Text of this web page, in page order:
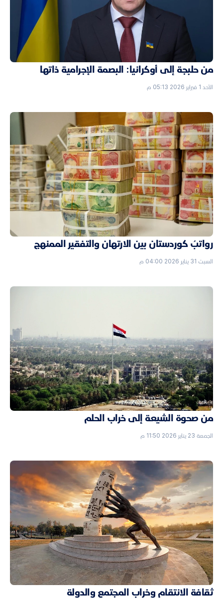
من حلبجة إلى أوكرانيا: البصمة الإجرامية ذاتها
الأحد 1 فبراير 2026 05:13 م
رواتبُ كوردستان بين الارتهان والتفقير الممنهج
السبت 31 يناير 2026 04:00 م
من صحوة الشيعة إلى خراب الحلم
الجمعة 23 يناير 2026 11:50 م
ثقافة الانتقام وخراب المجتمع والدولة